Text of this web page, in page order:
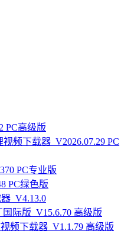
PC高级版
频下载器_V2026.07.29 PC
PC专业版
PC绿色版
_V4.13.0
际版_V15.6.70 高级版
频下载器_V1.1.79 高级版